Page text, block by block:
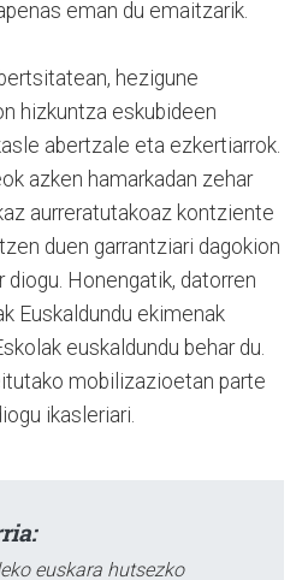
eman du emaitzarik.
hezigune
hizkuntza eskubideen
abertzale eta ezkertiarrok.
azken hamarkadan zehar
aurreratutakoaz kontziente
duen garrantziari dagokion
Honengatik, datorren
Euskaldundu ekimenak
euskaldundu behar du.
mobilizazioetan parte
ikasleriari.
euskara hutsezko